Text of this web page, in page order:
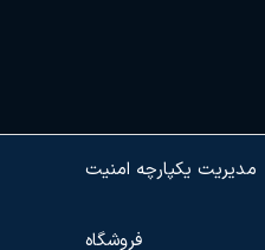
مدیریت یکپارچه امنیت
فروشگاه